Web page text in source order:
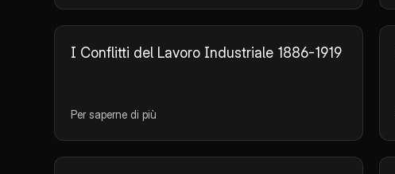
I Conflitti del Lavoro Industriale 1886-1919
Per saperne di più